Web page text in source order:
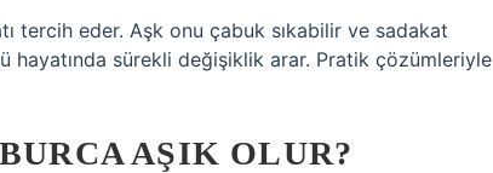
tercih eder. Aşk onu çabuk sıkabilir ve sadakat
hayatında sürekli değişiklik arar. Pratik çözümleriyle
AŞIK OLUR?